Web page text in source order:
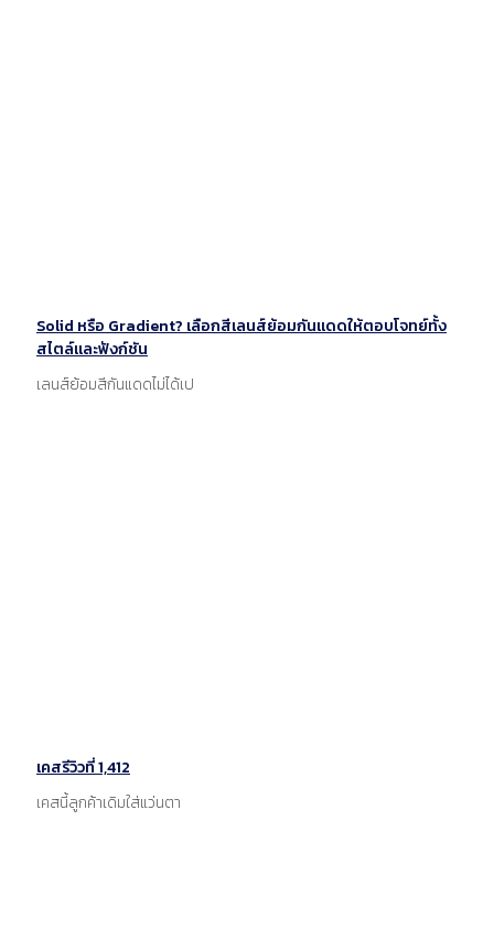
Solid หรือ Gradient? เลือกสีเลนส์ย้อมกันแดดให้ตอบโจทย์ทั้ง
สไตล์และฟังก์ชัน
เลนส์ย้อมสีกันแดดไม่ได้เป
เคสรีวิวที่ 1,412
เคสนี้ลูกค้าเดิมใส่แว่นตา